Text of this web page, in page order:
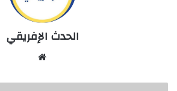
الحدث الإفريقي